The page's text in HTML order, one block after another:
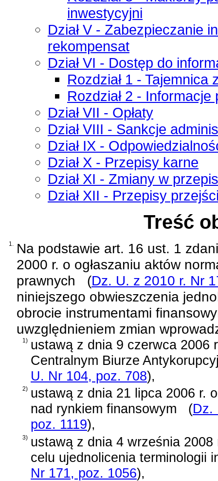
inwestycyjni
Dział V - Zabezpieczanie
rekompensat
Dział VI - Dostęp do
Rozdział 1 - Tajemnica
Rozdział 2 - Informacje
Dział VII - Opłaty
Dział VIII - Sankcje
Dział IX -
Dział X - Przepisy karne
Dział XI - Zmiany w
Dział XII - Przepisy
Treść
1. Na podstawie art. 16 ust. 1
2000 r. o ogłaszaniu aktów
prawnych
(Dz. U. z 2010 r. Nr
niniejszego obwieszczenia
obrocie instrumentami
uwzględnieniem zmian
1) ustawą z dnia 9 czerwca 2006
Centralnym Biurze
U. Nr 104, poz. 708),
2) ustawą z dnia 21 lipca 2006 r.
nad rynkiem finansowym
(Dz.
poz. 1119),
3) ustawą z dnia 4 września
celu ujednolicenia terminologii
Nr 171, poz. 1056),